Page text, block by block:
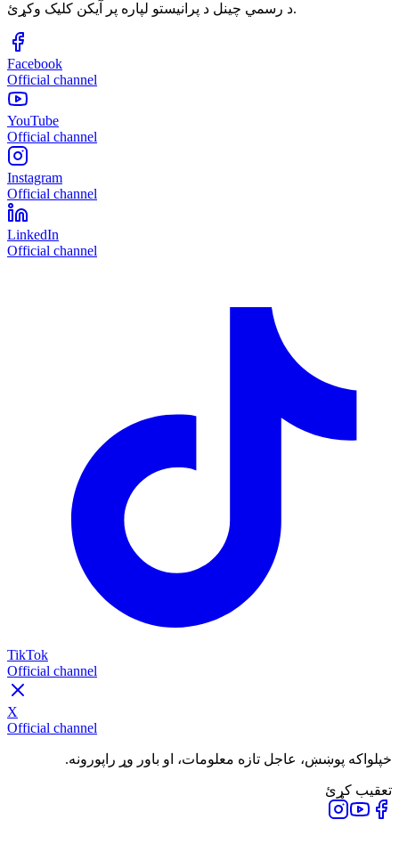
د رسمي چینل د پرانیستو لپاره پر آیکن کلیک وکړئ.
Facebook
Official channel
YouTube
Official channel
Instagram
Official channel
LinkedIn
Official channel
TikTok
Official channel
X
Official channel
خپلواکه پوښښ، عاجل تازه معلومات، او باور وړ راپورونه.
تعقیب کړئ